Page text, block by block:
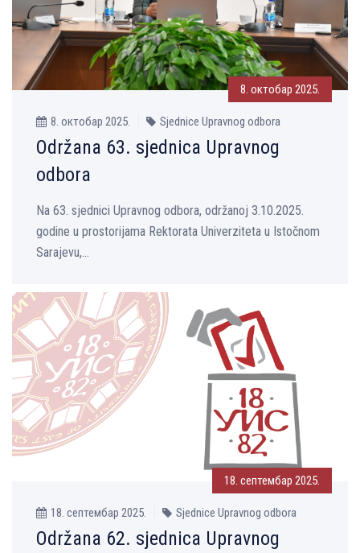
8. октобар 2025.
8. октобар 2025. Sjednice Upravnog odbora
Održana 63. sjednica Upravnog
odbora
Na 63. sjednici Upravnog odbora, održanoj 3.10.2025.
godine u prostorijama Rektorata Univerziteta u Istočnom
Sarajevu,...
18. септембар 2025.
18. септембар 2025. Sjednice Upravnog odbora
Održana 62. sjednica Upravnog